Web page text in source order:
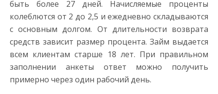
быть более 27 дней. Начисляемые проценты
колеблются от 2 до 2,5 и ежедневно складываются
с основным долгом. От длительности возврата
средств зависит размер процента. Займ выдается
всем клиентам старше 18 лет. При правильном
заполнении анкеты ответ можно получить
примерно через один рабочий день.